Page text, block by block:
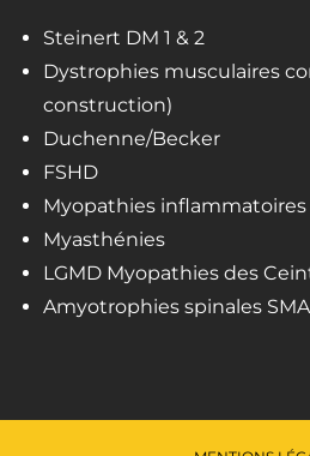
Steinert DM 1 & 2
Dystrophies musculaires
construction)
Duchenne/Becker
FSHD
Myopathies inflammatoires
Myasthénies
LGMD Myopathies des
Amyotrophies spinales SMA